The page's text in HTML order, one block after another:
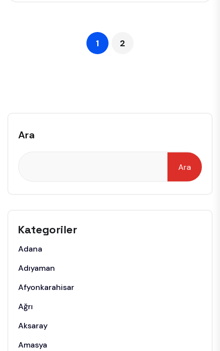
1 2
Ara
Ara
Kategoriler
Adana
Adıyaman
Afyonkarahisar
Ağrı
Aksaray
Amasya